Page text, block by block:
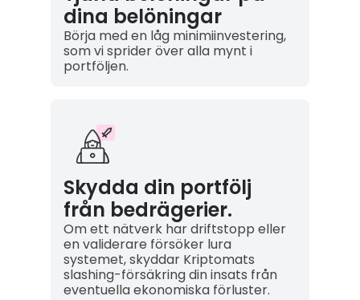
dina belöningar
Börja med en låg minimiinvestering,
som vi sprider över alla mynt i
portföljen.
Skydda din portfölj
från bedrägerier.
Om ett nätverk har driftstopp eller
en validerare försöker lura
systemet, skyddar Kriptomats
slashing-försäkring din insats från
eventuella ekonomiska förluster.